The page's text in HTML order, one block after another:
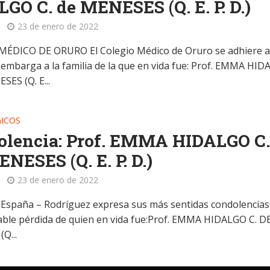
C. de MENESES (Q. E. P. D.)
23 de enero de 2022
DE ORURO El Colegio Médico de Oruro se adhiere
a la familia de la que en vida fue: Prof. EMMA
(Q. E...
Prof. EMMA HIDALGO C.
(Q. E. P. D.)
23 de enero de 2022
– Rodríguez expresa sus más sentidas
pérdida de quien en vida fue:Prof. EMMA HIDALGO C.